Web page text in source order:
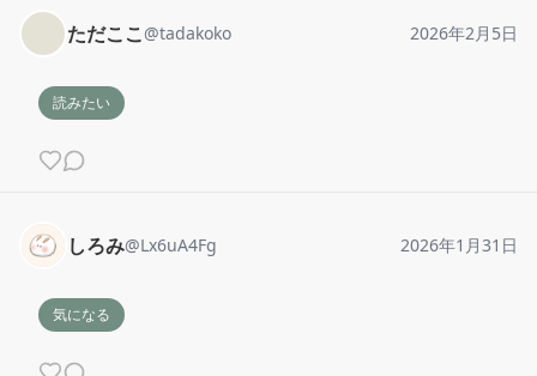
ただここ@tadakoko 2026年2月5日
読みたい
しろみ@Lx6uA4Fg 2026年1月31日
気になる